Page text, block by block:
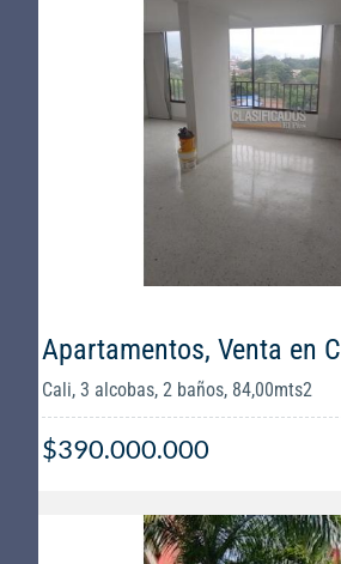
Apartamentos, Venta en
Cali, 3 alcobas, 2 baños, 84,00mts2
$390.000.000